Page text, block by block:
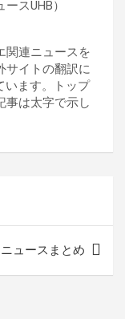
ースUHB）
関連ニュースを
サイトの翻訳に
います。トップ
事は太字で示し
ュースまとめ